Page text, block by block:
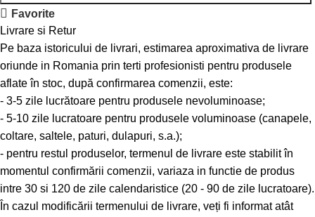
Favorite
Livrare si Retur
Pe baza istoricului de livrari, estimarea aproximativa de livrare
oriunde in Romania prin terti profesionisti pentru produsele
aflate în stoc, după confirmarea comenzii, este:
- 3-5 zile lucrătoare pentru produsele nevoluminoase;
- 5-10 zile lucratoare pentru produsele voluminoase (canapele,
coltare, saltele, paturi, dulapuri, s.a.);
- pentru restul produselor, termenul de livrare este stabilit în
momentul confirmării comenzii, variaza in functie de produs
intre 30 si 120 de zile calendaristice (20 - 90 de zile lucratoare).
În cazul modificării termenului de livrare, veți fi informat atât